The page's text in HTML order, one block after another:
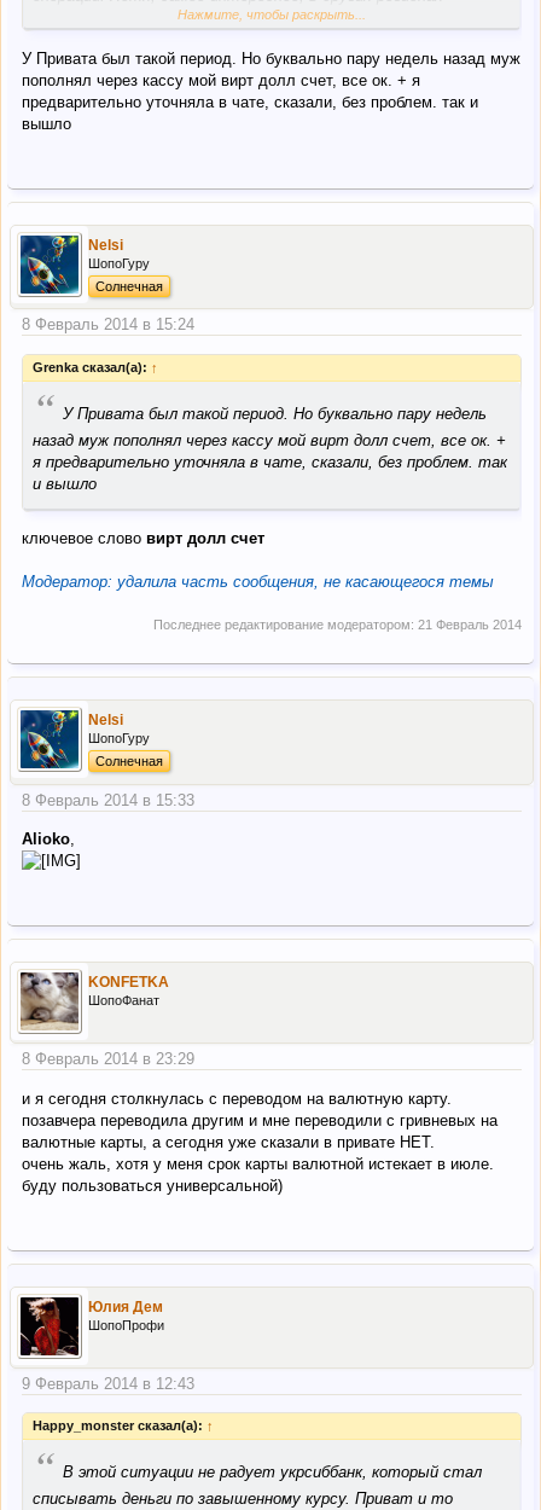
операции в валюте проводились (мы не могли в кассе
следующий день говорил нам, что ему прекрасно переводили
деньги другие люди, в том числе и он -через кассу. Но это уже
лирическое отступление, .т.к. через приват24 на его
виртуалку долларовую деньги шли без проблем, что,
физ. лиц
Нажмите, чтобы раскрыть...
У Привата был такой период. Но буквально пару недель назад муж
пополнял через кассу мой вирт долл счет, все ок. + я
предварительно уточняла в чате, сказали, без проблем. так и
вышло
Nelsi
ШопоГуру
Солнечная
8 Февраль 2014 в 15:24
Grenka сказал(а): ↑
“ У Привата был такой период. Но буквально пару недель
назад муж пополнял через кассу мой вирт долл счет, все ок. +
я предварительно уточняла в чате, сказали, без проблем. так
и вышло
ключевое слово вирт долл счет
Модератор: удалила часть сообщения, не касающегося темы
Последнее редактирование модератором: 21 Февраль 2014
Nelsi
ШопоГуру
Солнечная
8 Февраль 2014 в 15:33
Alioko,
KONFETKA
ШопоФанат
8 Февраль 2014 в 23:29
и я сегодня столкнулась с переводом на валютную карту.
позавчера переводила другим и мне переводили с гривневых на
валютные карты, а сегодня уже сказали в привате НЕТ.
очень жаль, хотя у меня срок карты валютной истекает в июле.
буду пользоваться универсальной)
Юлия Дем
ШопоПрофи
9 Февраль 2014 в 12:43
Happy_monster сказал(а): ↑
“ В этой ситуации не радует укрсиббанк, который стал
списывать деньги по завышенному курсу. Приват и то